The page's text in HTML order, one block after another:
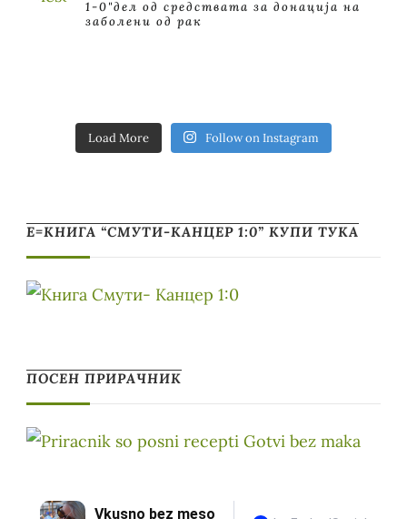
1-0"дел од средствата за донација на
заболени од рак
Load More Follow on Instagram
Е=КНИГА “СМУТИ-КАНЦЕР 1:0” КУПИ ТУКА
ПОСЕН ПРИРАЧНИК